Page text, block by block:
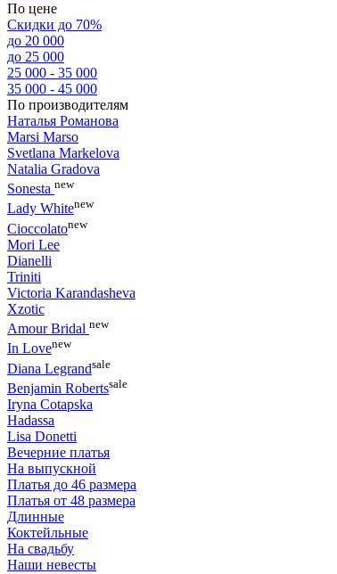
По цене
Скидки до 70%
до 20 000
до 25 000
25 000 - 35 000
35 000 - 45 000
По производителям
Наталья Романова
Marsi Marsо
Svetlana Markelova
Natalia Gradova
Sonesta new
Lady Whitenew
Cioccolatonew
Mori Lee
Dianelli
Triniti
Victoria Karandasheva
Xzotic
Amour Bridal new
In Lovenew
Diana Legrandsale
Benjamin Robertssale
Iryna Cotapska
Hadassa
Lisa Donetti
Вечерние платья
На выпускной
Платья до 46 размера
Платья от 48 размера
Длинные
Коктейльные
На свадьбу
Наши невесты